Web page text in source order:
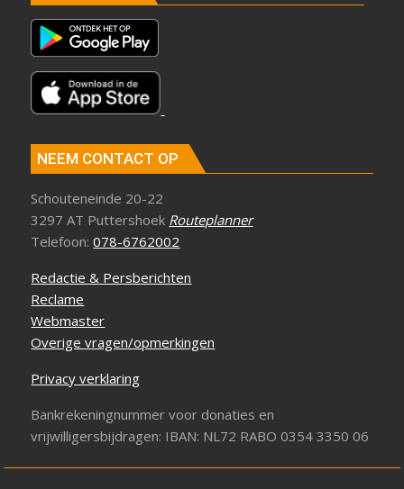
NEEM CONTACT OP
Schouteneinde 20-22
3297 AT Puttershoek Routeplanner
Telefoon:078-6762002
Redactie & Persberichten
Reclame
Webmaster
Overige vragen/opmerkingen
Privacy verklaring
Bankrekeningnummer voor donaties en
vrijwilligersbijdragen: IBAN: NL72 RABO 0354 3350 06